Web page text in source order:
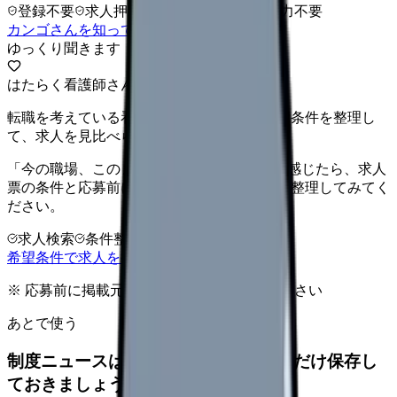
登録不要 求人押し売りなし
病院名は入力不要
カンゴさんを知ってから相談する
ゆっくり聞きます
はたらく看護師さん 求人
転職を考えている看護師さんへ。まずは希望条件を整理し
て、求人を見比べられます。
「今の職場、このままでいいのかな...」そう感じたら、求人
票の条件と応募前に確認したい不安を分けて整理してみてく
ださい。
求人検索 条件整理
希望条件で求人を探す
※ 応募前に掲載元の最新情報を確認してください
あとで使う
制度ニュースは、自分の職場への影響だけ保存し
ておきましょう。